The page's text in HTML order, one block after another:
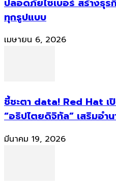
ปลอดภัยไซเบอร์ สร้างธุ
ทุกรูปแบบ
เมษายน 6, 2026
ชี้ชะตา data! Red Hat เ
“อธิปไตยดิจิทัล” เสริมอำ
มีนาคม 19, 2026